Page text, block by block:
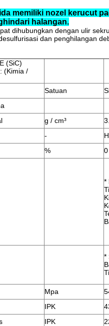
memiliki nozel kerucut
halangan.
dihubungkan dengan ulir
dan penghilangan
(SiC)
(Kimia /
Satuan
g / cm³
-
% 0
*
*
Mpa
IPK
IPK